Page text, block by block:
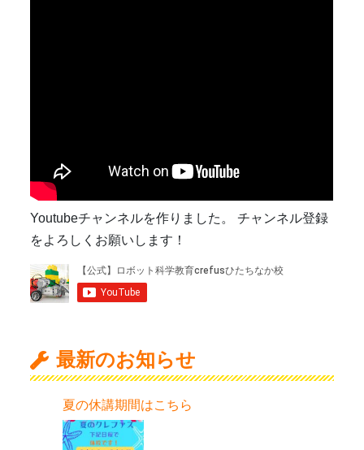
Youtubeチャンネルを作りました。 チャンネル登録
をよろしくお願いします！
最新のお知らせ
夏の休講期間はこちら